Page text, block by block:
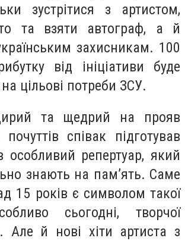
зустрітися з артистом,
та взяти автограф, а й
захисникам. 100
від ініціативи буде
цільові потреби ЗСУ.
та щедрий на прояв
співак підготував
особливий репертуар, який
знають на пам’ять. Саме
15 років є символом такої
сьогодні, творчої
Але й нові хіти артиста з